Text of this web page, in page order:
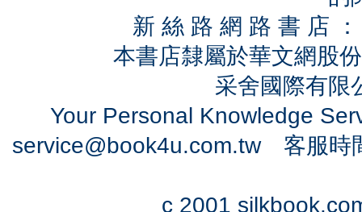
新 絲 路 網 路 書 店
本書店隸屬於華文網股
采舍國際有
Your Personal Knowledge
service@book4u.com.tw客服時
c 2001